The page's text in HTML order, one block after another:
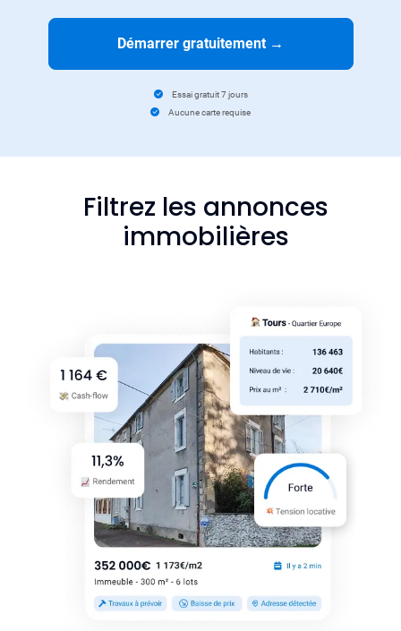
Démarrer gratuitement →
Essai gratuit 7 jours
Aucune carte requise
Filtrez les annonces
immobilières